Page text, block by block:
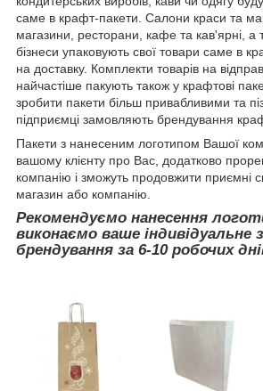
саме в крафт-пакети. Салони краси та
магазини, ресторани, кафе та кав'ярні, а
бізнеси упаковують свої товари саме в
на доставку. Комплекти товарів на
найчастіше пакують також у крафтові
зробити пакети більш привабливими та
підприємці замовляють брендування
Пакети з нанесеним логотипом Вашої
вашому клієнту про Вас, додатково
компанію і зможуть продовжити приємні
магазин або компанію.
Рекомендуємо нанесення
виконаємо ваше індивідуальне
брендування за 6-10 робочих